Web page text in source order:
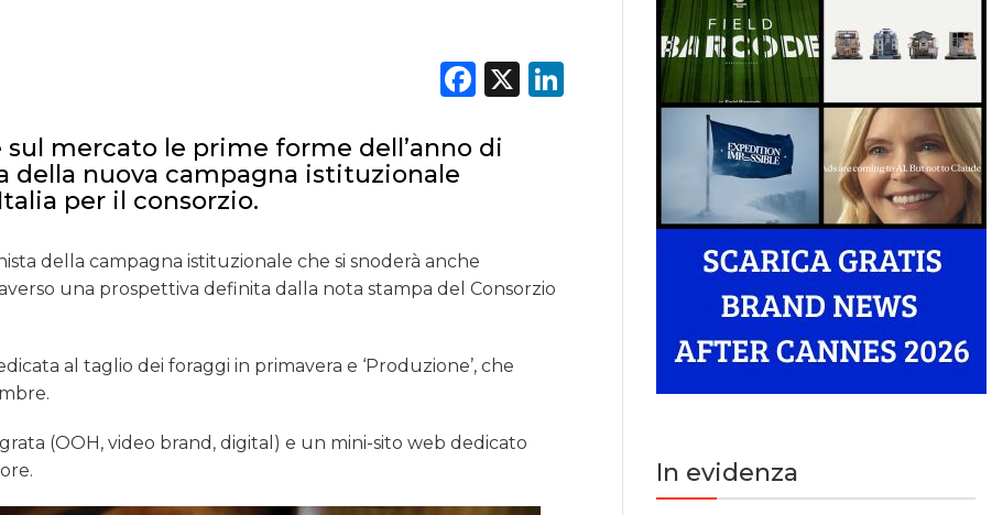
Facebook
X LinkedIn
mercato le prime forme dell’anno di
della nuova campagna istituzionale
per il consorzio.
della campagna istituzionale che si snoderà anche
una prospettiva definita dalla nota stampa del Consorzio
al taglio dei foraggi in primavera e ‘Produzione’, che
(OOH, video brand, digital) e un mini-sito web dedicato
In evidenza